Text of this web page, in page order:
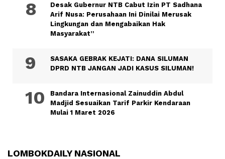
Desak Gubernur NTB Cabut Izin PT Sadhana
Arif Nusa: Perusahaan Ini Dinilai Merusak
Lingkungan dan Mengabaikan Hak
Masyarakat”
SASAKA GEBRAK KEJATI: DANA SILUMAN
DPRD NTB JANGAN JADI KASUS SILUMAN!
Bandara Internasional Zainuddin Abdul
Madjid Sesuaikan Tarif Parkir Kendaraan
Mulai 1 Maret 2026
LOMBOKDAILY NASIONAL